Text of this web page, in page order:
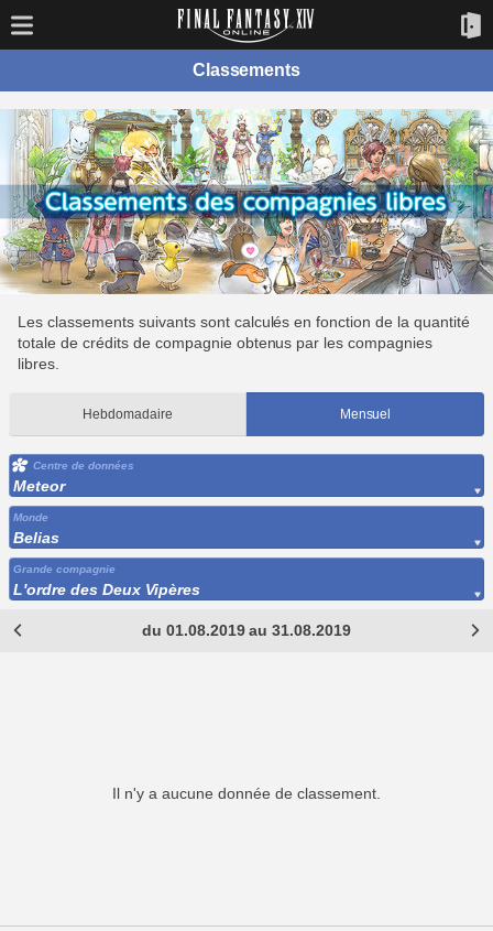
Classements
Les classements suivants sont calculés en fonction de la quantité
totale de crédits de compagnie obtenus par les compagnies
libres.
Hebdomadaire Mensuel
Centre de données
Meteor
Monde
Belias
Grande compagnie
L'ordre des Deux Vipères
du 01.08.2019 au 31.08.2019
Il n'y a aucune donnée de classement.